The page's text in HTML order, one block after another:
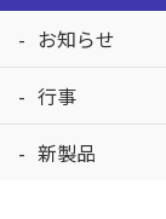
お知らせ
行事
新製品